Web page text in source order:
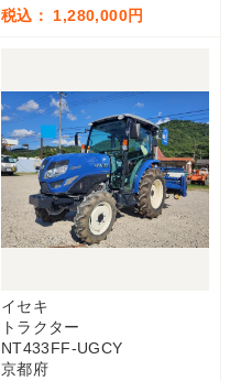
税込： 1,280,000円
イセキ
トラクター
NT433FF-UGCY
京都府